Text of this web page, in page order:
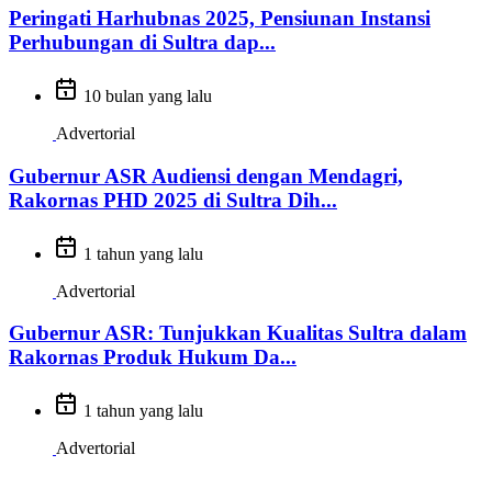
Peringati Harhubnas 2025, Pensiunan Instansi
Perhubungan di Sultra dap...
10 bulan yang lalu
Advertorial
Gubernur ASR Audiensi dengan Mendagri,
Rakornas PHD 2025 di Sultra Dih...
1 tahun yang lalu
Advertorial
Gubernur ASR: Tunjukkan Kualitas Sultra dalam
Rakornas Produk Hukum Da...
1 tahun yang lalu
Advertorial